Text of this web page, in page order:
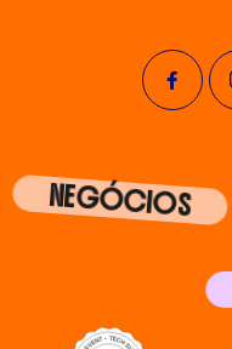
NEGÓCIOS